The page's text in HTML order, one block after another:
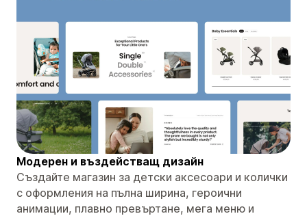
Модерен и въздействащ дизайн
Създайте магазин за детски аксесоари и колички
с оформления на пълна ширина, героични
анимации, плавно превъртане, мега меню и